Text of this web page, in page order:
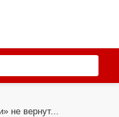
не вернут...